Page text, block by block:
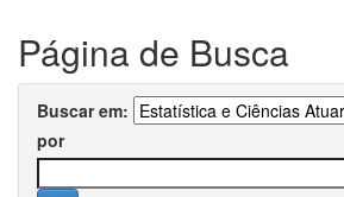
Página de Busca
Buscar em:
por